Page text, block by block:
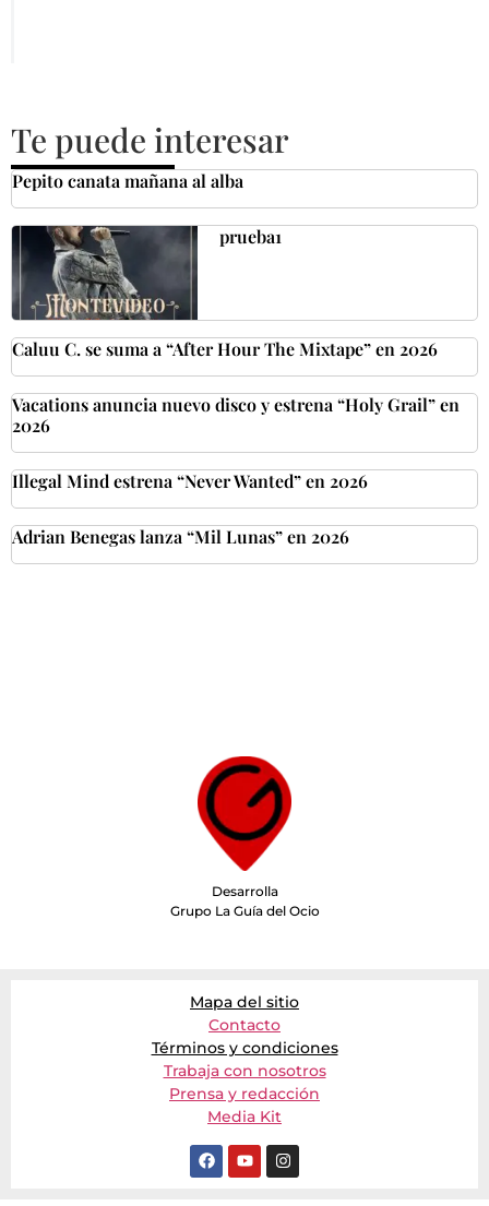
Te puede interesar
Pepito canata mañana al alba
prueba1
Caluu C. se suma a “After Hour The Mixtape” en 2026
Vacations anuncia nuevo disco y estrena “Holy Grail” en
2026
Illegal Mind estrena “Never Wanted” en 2026
Adrian Benegas lanza “Mil Lunas” en 2026
Desarrolla
Grupo La Guía del Ocio
Mapa del sitio
Contacto
Términos y condiciones
Trabaja con nosotros
Prensa y redacción
Media Kit